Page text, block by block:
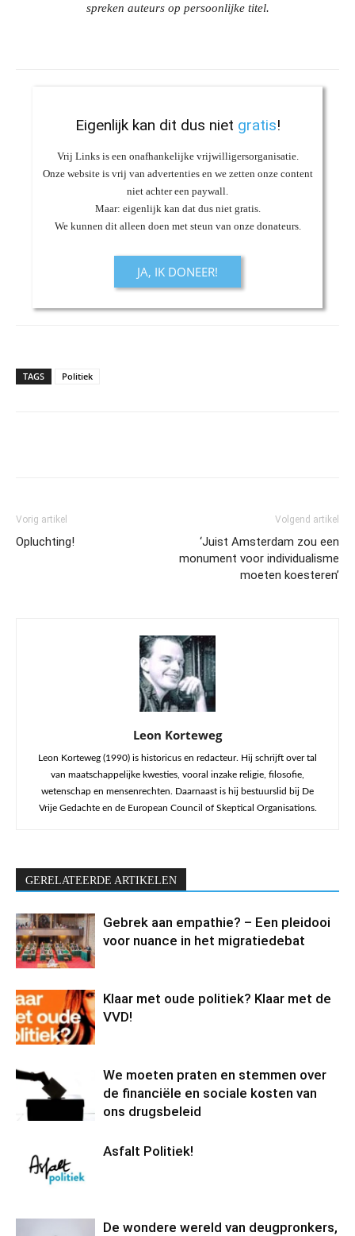
spreken auteurs op persoonlijke titel.
Eigenlijk kan dit dus niet gratis!
Vrij Links is een onafhankelijke vrijwilligersorganisatie.
Onze website is vrij van advertenties en we zetten onze content
niet achter een paywall.
Maar: eigenlijk kan dat dus niet gratis.
We kunnen dit alleen doen met steun van onze donateurs.
JA, IK DONEER!
TAGS Politiek
Vorig artikel
Opluchting!
Volgend artikel
‘Juist Amsterdam zou een
monument voor individualisme
moeten koesteren’
Leon Korteweg
Leon Korteweg (1990) is historicus en redacteur. Hij schrijft over tal
van maatschappelijke kwesties, vooral inzake religie, filosofie,
wetenschap en mensenrechten. Daarnaast is hij bestuurslid bij De
Vrije Gedachte en de European Council of Skeptical Organisations.
GERELATEERDE ARTIKELEN
Gebrek aan empathie? – Een pleidooi
voor nuance in het migratiedebat
Klaar met oude politiek? Klaar met de
VVD!
We moeten praten en stemmen over
de financiële en sociale kosten van
ons drugsbeleid
Asfalt Politiek!
De wondere wereld van deugpronkers,